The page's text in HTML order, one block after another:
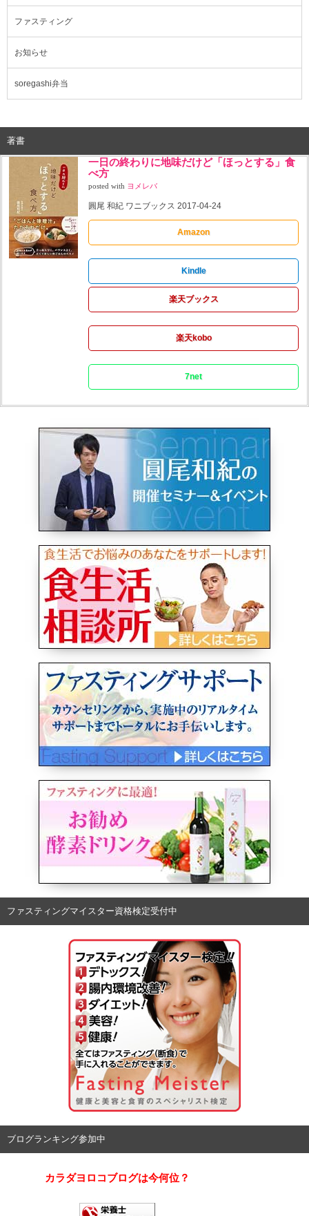
ファスティング
お知らせ
soregashi弁当
著書
一日の終わりに地味だけど「ほっとする」食
べ方
posted with ヨメレバ
圓尾 和紀 ワニブックス 2017-04-24
Amazon
Kindle
楽天ブックス
楽天kobo
7net
ファスティングマイスター資格検定受付中
ブログランキング参加中
カラダヨロコブログは今何位？